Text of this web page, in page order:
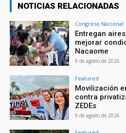
NOTICIAS RELACIONADAS
Congreso Nacional
Entregan
mejorar
Nacaome
9 de agosto de 2026
Featured
Movilización
contra
ZEDEs
9 de agosto de 2026